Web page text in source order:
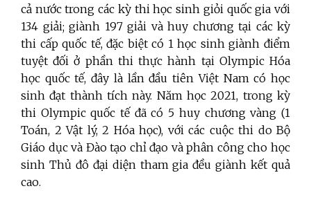
cả nước trong các kỳ thi học sinh giỏi quốc gia với
134 giải; giành 197 giải và huy chương tại các kỳ
thi cấp quốc tế, đặc biệt có 1 học sinh giành điểm
tuyệt đối ở phần thi thực hành tại Olympic Hóa
học quốc tế, đây là lần đầu tiên Việt Nam có học
sinh đạt thành tích này. Năm học 2021, trong kỳ
thi Olympic quốc tế đã có 5 huy chương vàng (1
Toán, 2 Vật lý, 2 Hóa học), với các cuộc thi do Bộ
Giáo dục và Đào tạo chỉ đạo và phân công cho học
sinh Thủ đô đại diện tham gia đều giành kết quả
cao.